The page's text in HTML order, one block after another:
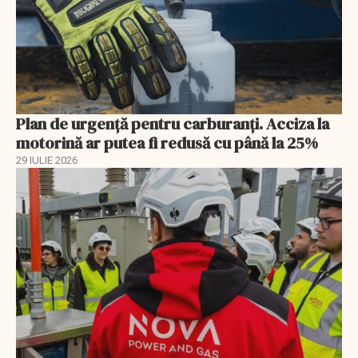
Plan de urgență pentru carburanți. Acciza la
motorină ar putea fi redusă cu până la 25%
29 IULIE 2026
EXCLUSIV